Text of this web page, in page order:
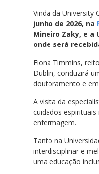
Vinda da University
junho de 2026, na
Mineiro Zaky, e a
onde será
Fiona Timmins,
Dublin, conduzirá
doutoramento e
A visita da
cuidados
enfermagem.
Tanto na
interdisciplinar e
uma educação